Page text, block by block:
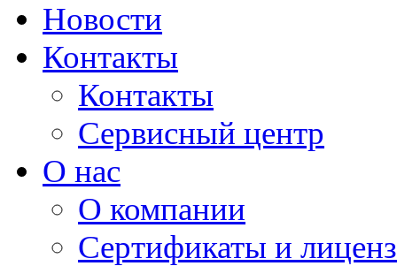
Новости
Контакты
Контакты
Сервисный центр
О нас
О компании
Сертификаты и